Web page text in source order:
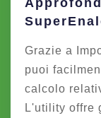
Grazie a
puoi
calcolo
L'utility offre